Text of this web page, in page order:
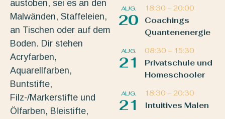
austoben, sei es an den
Malwänden, Staffeleien,
an Tischen oder auf dem
Boden. Dir stehen
Acryfarben,
Aquarellfarben,
Buntstifte,
Filz-/Markerstifte und
Ölfarben, Bleistifte,
AUG.
20
18:30 – 20:00
Coachings
Quantenenergie
AUG.
21
08:30 – 15:30
Privatschule und
Homeschooler
AUG.
21
18:30 – 20:30
Intuitives Malen